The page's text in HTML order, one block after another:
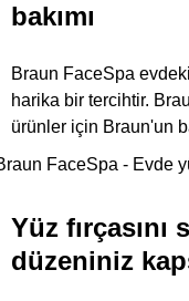
bakımı
Braun FaceSpa
harika bir tercihtir.
ürünler için Braun'un
FaceSpa - Evde
Yüz
düzeniniz